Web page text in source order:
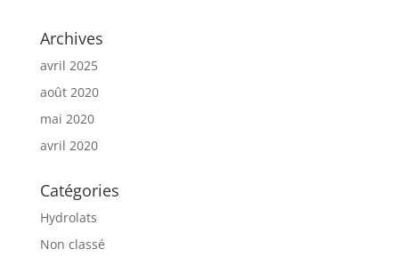
Archives
avril 2025
août 2020
mai 2020
avril 2020
Catégories
Hydrolats
Non classé